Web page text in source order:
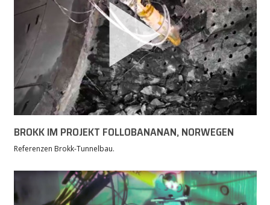
BROKK IM PROJEKT FOLLOBANANAN, NORWEGEN
Referenzen Brokk-Tunnelbau.